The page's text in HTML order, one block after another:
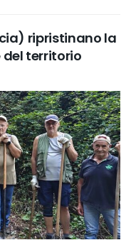
ripristinano la
territorio